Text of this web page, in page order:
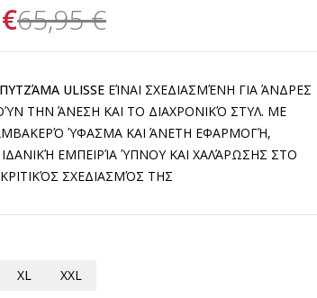
65,95€
€
ULISSE ΕΊΝΑΙ ΣΧΕΔΙΑΣΜΈΝΗ ΓΙΑ ΆΝΔΡΕΣ
ΤΗΝ ΆΝΕΣΗ ΚΑΙ ΤΟ ΔΙΑΧΡΟΝΙΚΌ ΣΤΥΛ. ΜΕ
ΎΦΑΣΜΑ ΚΑΙ ΆΝΕΤΗ ΕΦΑΡΜΟΓΉ,
ΕΜΠΕΙΡΊΑ ΎΠΝΟΥ ΚΑΙ ΧΑΛΆΡΩΣΗΣ ΣΤΟ
ΣΧΕΔΙΑΣΜΌΣ ΤΗΣ
XL XXL